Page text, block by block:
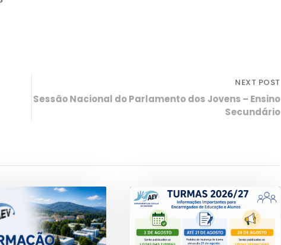
NEXT POST
Sessão Nacional do Parlamento dos Jovens – Ensino
Secundário